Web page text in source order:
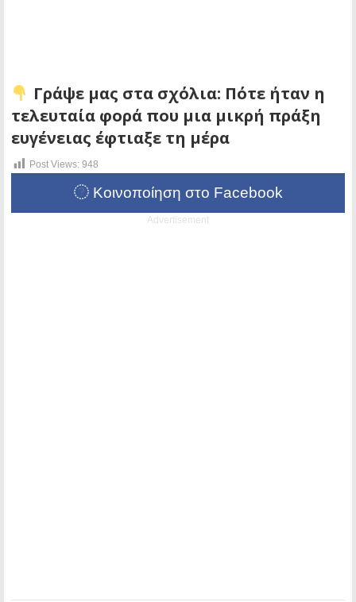
Γράψε μας στα σχόλια: Πότε ήταν η
τελευταία φορά που μια μικρή πράξη
ευγένειας έφτιαξε τη μέρα
Post Views: 948
Κοινοποίηση στο Facebook
Advertisement